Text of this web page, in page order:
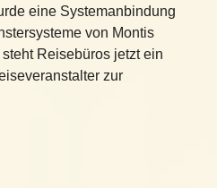
eine Systemanbindung
von Montis
Reisebüros jetzt ein
zur